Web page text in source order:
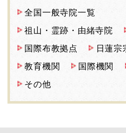
全国一般寺院一覧
祖山・霊跡・由緒寺院
国際布教拠点
日蓮宗
教育機関
国際機関
その他